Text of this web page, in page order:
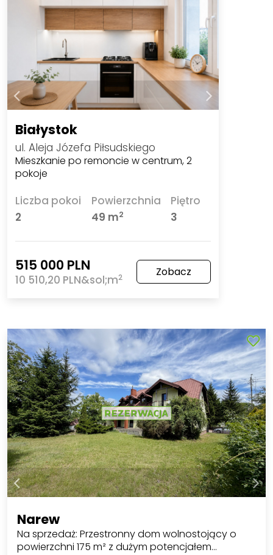
Białystok
ul. Aleja Józefa Piłsudskiego
Mieszkanie po remoncie w centrum, 2
pokoje
Liczba pokoi
2
Powierzchnia
49 m2
Piętro
3
515 000 PLN
10 510,20 PLN&sol;m2 Zobacz
Narew
Na sprzedaż: Przestronny dom wolnostojący o
powierzchni 175 m² z dużym potencjałem…